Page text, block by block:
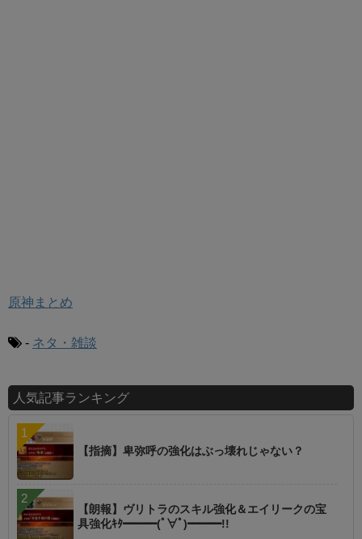
原神まとめ
- ネタ・雑談
人気記事ランキング
【指摘】卑弥呼の強化はぶっ壊れじゃない？
【朗報】ヴリトラのスキル強化＆エイリークの宝
具強化ｷﾀ━━━(ﾟ∀ﾟ)━━━!!